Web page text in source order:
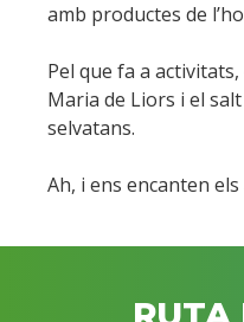
amb productes de
Pel que fa a
Maria de Liors i el
selvatans.
Ah, i ens encanten